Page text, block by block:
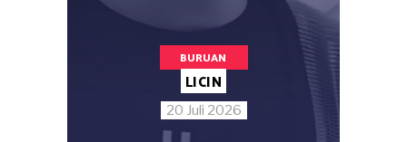
BURUAN
LICIN
20 Juli 2026